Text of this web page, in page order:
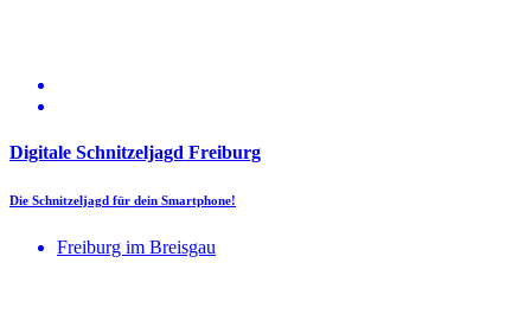
Digitale Schnitzeljagd Freiburg
Die Schnitzeljagd für dein Smartphone!
Freiburg im Breisgau